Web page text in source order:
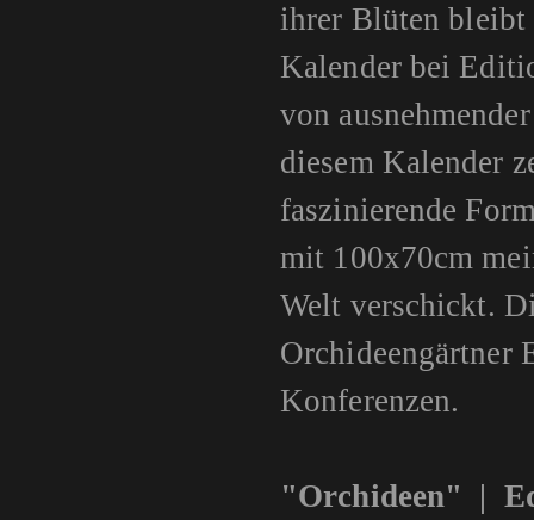
ihrer Blüten bleibt
Kalender bei
von
diesem Kalender
faszinierende
mit 100x70cm
Welt verschickt.
Orchideengärtner
Konferenzen.
"Orchideen" |